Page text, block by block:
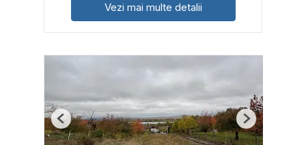
Vezi mai multe detalii
Previous Next